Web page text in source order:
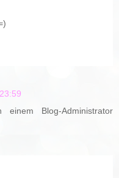
Blog-Administrator